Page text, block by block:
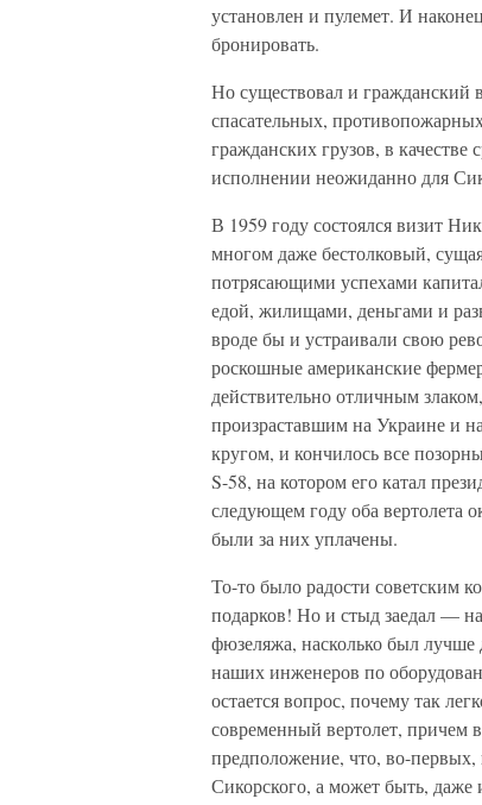
установлен и пулемет. И
бронировать.
Но существовал и гражданский
спасательных,
гражданских грузов, в
исполнении неожиданно для
В 1959 году состоялся визит
многом даже бестолковый,
потрясающими успехами
едой, жилищами, деньгами и
вроде бы и устраивали свою
роскошные американские
действительно отличным
произраставшим на Украине и
кругом, и кончилось все
S-58, на котором его катал
следующем году оба вертолета
были за них уплачены.
То-то было радости советским
подарков! Но и стыд заедал —
фюзеляжа, насколько был лучше
наших инженеров по
остается вопрос, почему так
современный вертолет, причем
предположение, что, во-
Сикорского, а может быть,